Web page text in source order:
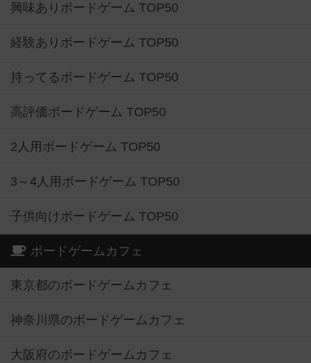
興味ありボードゲーム TOP50
経験ありボードゲーム TOP50
持ってるボードゲーム TOP50
高評価ボードゲーム TOP50
2人用ボードゲーム TOP50
3～4人用ボードゲーム TOP50
子供向けボードゲーム TOP50
ボードゲームカフェ
東京都のボードゲームカフェ
神奈川県のボードゲームカフェ
大阪府のボードゲームカフェ